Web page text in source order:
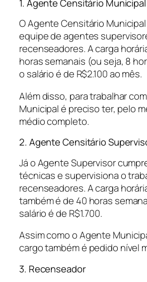
1. Agente Censitário Municipal
O Agente Censitário
equipe de agentes
recenseadores. A carga
horas semanais (ou seja, 8
o salário é de R$2.100 ao mês.
Além disso, para trabalhar
Municipal é preciso ter, pelo
médio completo.
2. Agente Censitário
Já o Agente Supervisor
técnicas e supervisiona o
recenseadores. A carga
também é de 40 horas
salário é de R$1.700.
Assim como o Agente
cargo também é pedido nível
3. Recenseador